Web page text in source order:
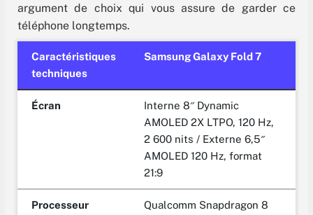
argument de choix qui vous assure de garder ce
téléphone longtemps.
Caractéristiques
techniques
Samsung Galaxy Fold 7
Écran
Interne 8″ Dynamic
AMOLED 2X LTPO, 120 Hz,
2 600 nits / Externe 6,5″
AMOLED 120 Hz, format
21:9
Processeur
Qualcomm Snapdragon 8